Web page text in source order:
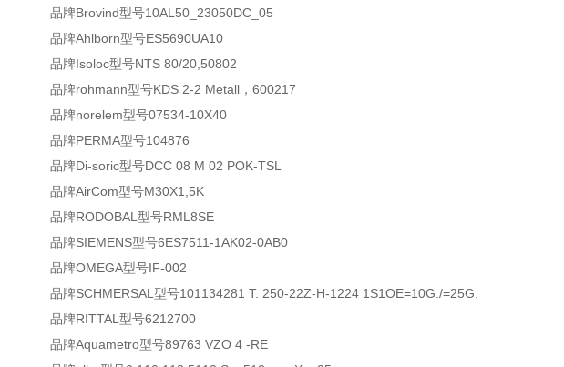
品牌Brovind型号10AL50_23050DC_05
品牌Ahlborn型号ES5690UA10
品牌Isoloc型号NTS 80/20,50802
品牌rohmann型号KDS 2-2 Metall，600217
品牌norelem型号07534-10X40
品牌PERMA型号104876
品牌Di-soric型号DCC 08 M 02 POK-TSL
品牌AirCom型号M30X1,5K
品牌RODOBAL型号RML8SE
品牌SIEMENS型号6ES7511-1AK02-0AB0
品牌OMEGA型号IF-002
品牌SCHMERSAL型号101134281 T. 250-22Z-H-1224 1S1OE=10G./=25G.
品牌RITTAL型号6212700
品牌Aquametro型号89763 VZO 4 -RE